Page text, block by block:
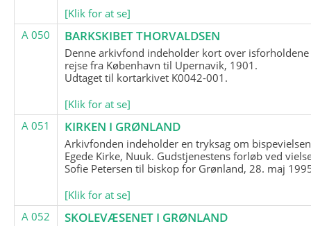
[Klik for at se]
A 050
BARKSKIBET THORVALDSEN
Denne arkivfond indeholder kort over
rejse fra København til Upernavik, 1901.
Udtaget til kortarkivet K0042-001.
[Klik for at se]
A 051
KIRKEN I GRØNLAND
Arkivfonden indeholder en tryksag om
Egede Kirke, Nuuk. Gudstjenestens forløb ved
Sofie Petersen til biskop for Grønland, 28. maj
[Klik for at se]
A 052
SKOLEVÆSENET I GRØNLAND